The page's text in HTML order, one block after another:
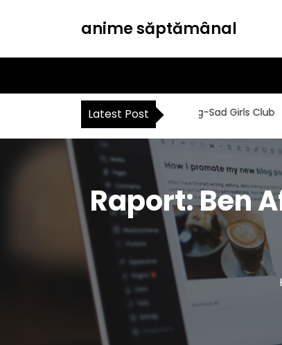
c
anime săptămânal
Latest Post
Sad Girls Clubbing-Sad Girls Club
Raport: Ben